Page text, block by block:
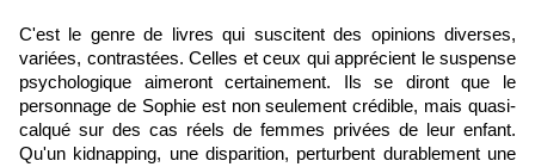
C'est le genre de livres qui suscitent des opinions diverses,
variées, contrastées. Celles et ceux qui apprécient le suspense
psychologique aimeront certainement. Ils se diront que le
personnage de Sophie est non seulement crédible, mais quasi-
calqué sur des cas réels de femmes privées de leur enfant.
Qu'un kidnapping, une disparition, perturbent durablement une